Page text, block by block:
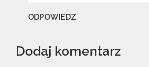
ODPOWIEDZ
Dodaj komentarz